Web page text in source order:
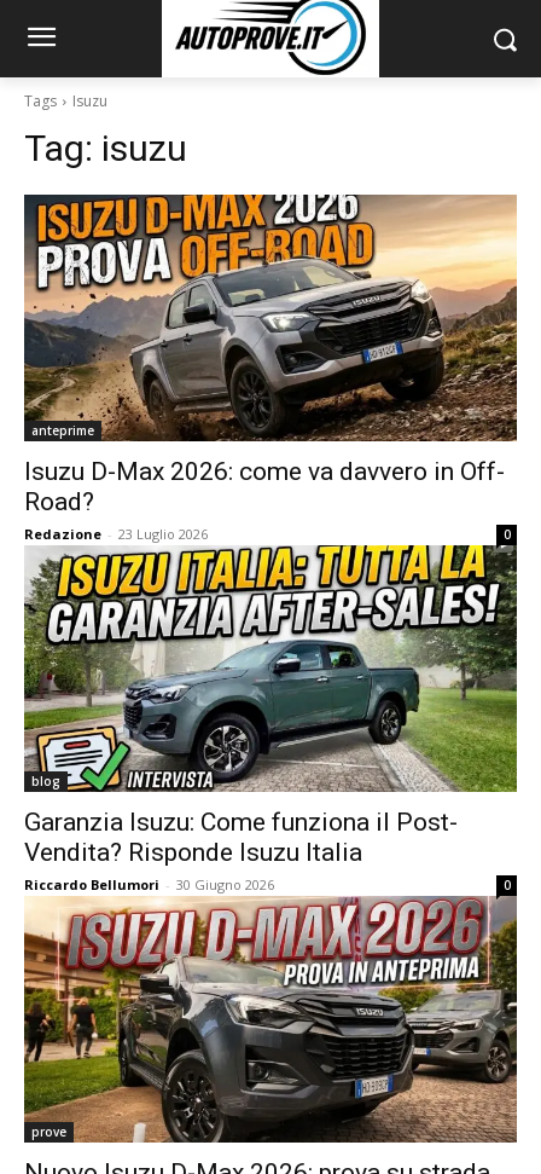
Tags Isuzu
Tag: isuzu
anteprime
Isuzu D-Max 2026: come va davvero in Off-
Road?
Redazione - 23 Luglio 2026 0
blog
Garanzia Isuzu: Come funziona il Post-
Vendita? Risponde Isuzu Italia
Riccardo Bellumori - 30 Giugno 2026 0
prove